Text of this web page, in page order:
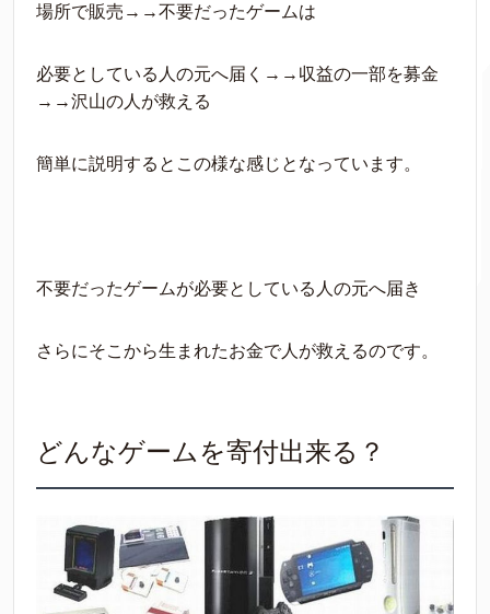
場所で販売→→不要だったゲームは
必要としている人の元へ届く→→収益の一部を募金
→→沢山の人が救える
簡単に説明するとこの様な感じとなっています。
不要だったゲームが必要としている人の元へ届き
さらにそこから生まれたお金で人が救えるのです。
どんなゲームを寄付出来る？